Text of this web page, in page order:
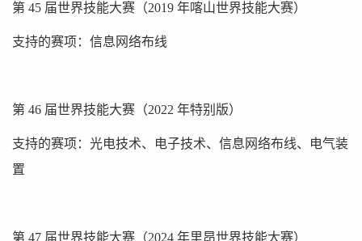
第 45 届世界技能大赛（2019 年喀山世界技能大赛）
支持的赛项：信息网络布线
第 46 届世界技能大赛（2022 年特别版）
支持的赛项：光电技术、电子技术、信息网络布线、电气装
置
第 47 届世界技能大赛（2024 年里昂世界技能大赛）